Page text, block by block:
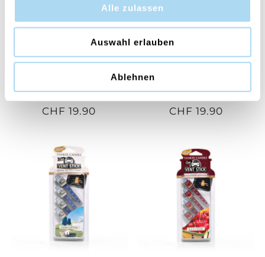
Alle zulassen
Auswahl erlauben
Ablehnen
Ocean Blossom Reed
Diffuser 150ml
CHF 19.90
Serene Waters Reed
Diffuser 150ml
CHF 19.90